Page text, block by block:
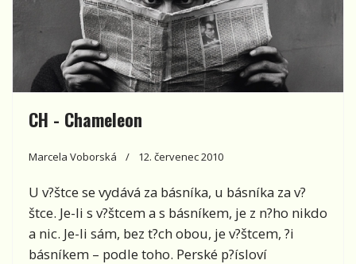
CH - Chameleon
Marcela Voborská 12. červenec 2010
U v?štce se vydává za básníka, u básníka za v?
štce. Je-li s v?štcem a s básníkem, je z n?ho nikdo
a nic. Je-li sám, bez t?ch obou, je v?štcem, ?i
básníkem – podle toho. Perské p?ísloví